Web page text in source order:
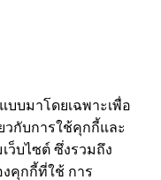
บบมาโดยเฉพาะเพื่อ
วกับการใช้คุกกี้และ
ว็บไซต์ ซึ่งรวมถึง
คุกกี้ที่ใช้ การ